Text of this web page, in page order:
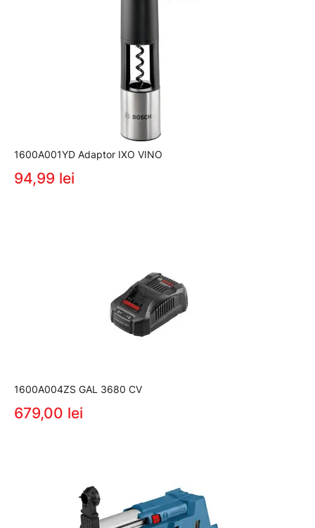
1600A001YD Adaptor IXO VINO
94,99 lei
1600A004ZS GAL 3680 CV
679,00 lei